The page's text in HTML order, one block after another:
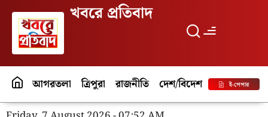
খবরে প্রতিবাদ
আগরতলা ত্রিপুরা রাজনীতি দেশ/বিদেশ পর্যটনই-পেপার